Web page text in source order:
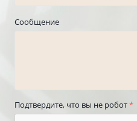
Сообщение
Подтвердите, что вы не робот*